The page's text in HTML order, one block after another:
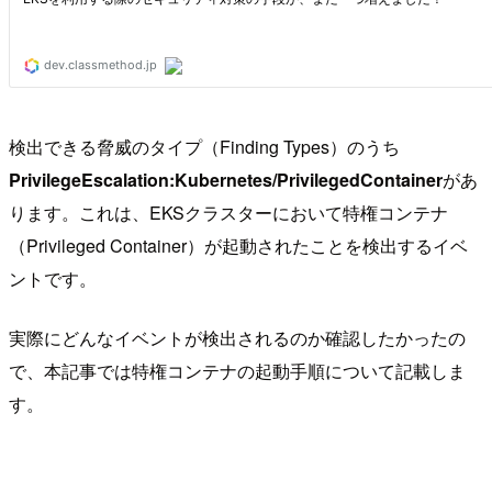
検出できる脅威のタイプ（Finding Types）のうち
PrivilegeEscalation:Kubernetes/PrivilegedContainerがあ
ります。これは、EKSクラスターにおいて特権コンテナ
（Privileged Container）が起動されたことを検出するイベ
ントです。
実際にどんなイベントが検出されるのか確認したかったの
で、本記事では特権コンテナの起動手順について記載しま
す。